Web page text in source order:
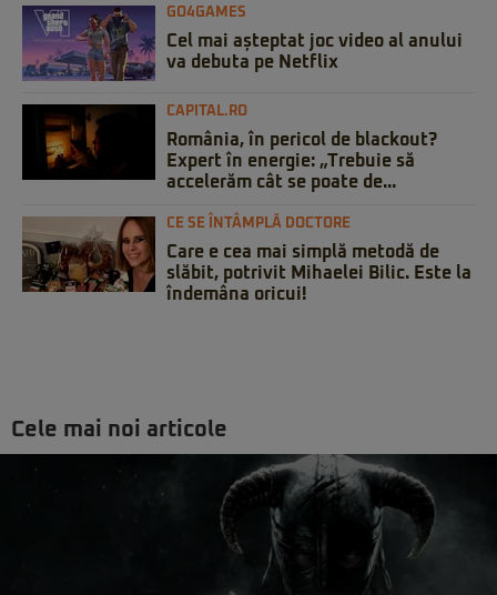
GO4GAMES
Cel mai așteptat joc video al anului
va debuta pe Netflix
CAPITAL.RO
România, în pericol de blackout?
Expert în energie: „Trebuie să
accelerăm cât se poate de...
CE SE ÎNTÂMPLĂ DOCTORE
Care e cea mai simplă metodă de
slăbit, potrivit Mihaelei Bilic. Este la
îndemâna oricui!
Cele mai noi articole